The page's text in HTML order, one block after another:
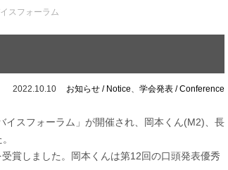
スフォーラム
2022.10.10 お知らせ / Notice、 学会発表 / Conference
スフォーラム」が開催され、岡本くん(M2)、長
賞しました。岡本くんは第12回の口頭発表優秀